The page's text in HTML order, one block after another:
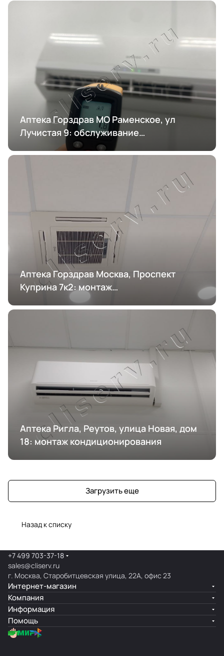
Аптека Горздрав МО Раменское, ул
Лучистая 9: обслуживание
кондиционирования
Аптека Горздрав Москва, Проспект
Куприна 7к2: монтаж
кондиционирования
Аптека Ригла, Реутов, улица Новая, дом
18: монтаж кондиционирования
Загрузить еще
Назад к списку
+7 499 703-37-18
sales@cliserv.ru
г. Москва, Старобитцевская улица, 22А, офис 23
Интернет-магазин
Компания
Информация
Помощь